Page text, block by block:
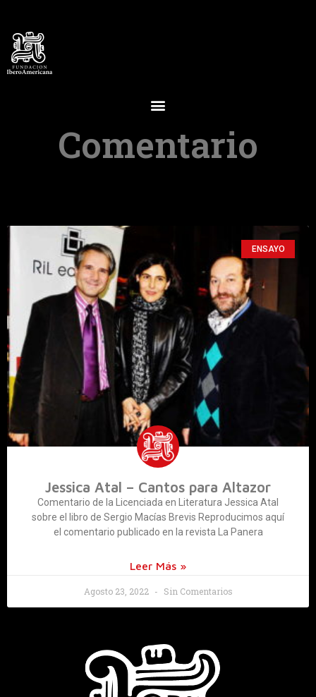
Comentario
ENSAYO
Jessica Atal – Cantos para Altazor
Comentario de la Licenciada en Literatura Jessica Atal
sobre el libro de Sergio Macías Brevis Reproducimos aquí
el comentario publicado en la revista La Panera
Leer Más »
Agosto 23, 2022 Sin Comentarios